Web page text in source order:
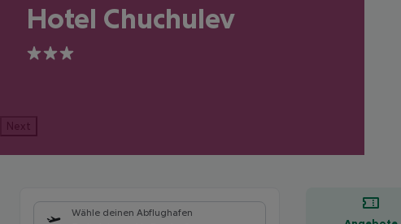
Hotel Chuchulev
3
Next
Wähle deinen Abflughafen